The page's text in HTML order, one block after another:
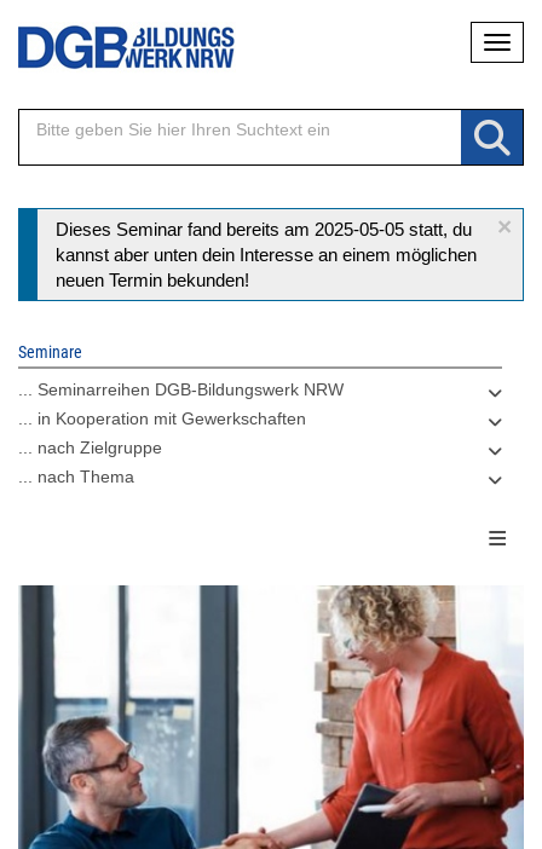
Direkt
Inhalt
×
Statusmeldung
Dieses Seminar fand bereits am 2025-05-05 statt, du
kannst aber unten dein Interesse an einem möglichen
neuen Termin bekunden!
Seminare
... Seminarreihen DGB-Bildungswerk NRW
... in Kooperation mit Gewerkschaften
... nach Zielgruppe
... nach Thema